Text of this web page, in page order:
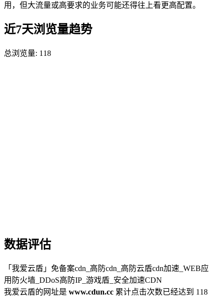
用，但大流量或高要求的业务可能还得往上看更高配置。
近7天浏览量趋势
总浏览量: 118
数据评估
「我爱云盾」免备案cdn_高防cdn_高防云盾cdn加速_WEB应
用防火墙_DDoS高防IP_游戏盾_安全加速CDN
我爱云盾的网址是 www.cdun.cc 累计点击次数已经达到 118